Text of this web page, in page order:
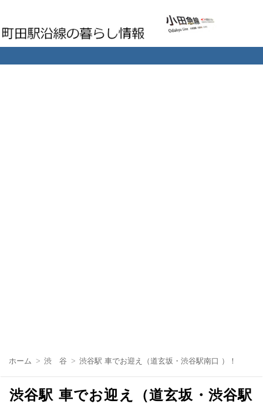
ホーム 渋 谷 渋谷駅 車でお迎え（道玄坂・渋谷駅南口 ）！
渋谷駅 車でお迎え（道玄坂・渋谷駅